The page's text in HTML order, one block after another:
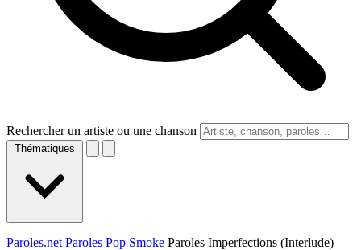
Rechercher un artiste ou une chanson
Thématiques
Paroles.net Paroles Pop Smoke Paroles Imperfections (Interlude)